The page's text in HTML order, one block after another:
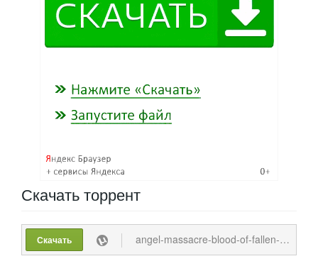
Скачатьторрент
Скачать angel-massacre-blood-of-fallen-angels.torrent